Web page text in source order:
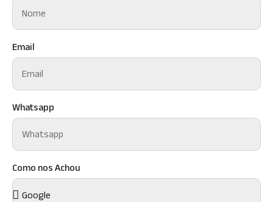
Email
Whatsapp
Como nos Achou